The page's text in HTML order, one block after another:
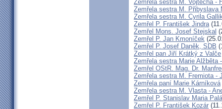
Zemřela sestra M. Vojtěcha -
Zemřela sestra M. Přibyslava
Zemřela sestra M. Cyrila
Zemřel P. František Jindra
Zemřel Mons. Josef Stejskal
Zemřel P. Jan Kmoníček
Zemřel P. Josef Daněk, SDB
Zemřel pan Jiří Krátký z Valče
Zemřela sestra Marie Alžběta
Zemřel OStR. Mag. Dr.
Zemřela sestra M. Fremiota -
Zemřela paní Marie Kárníková
Zemřela sestra M. Vlasta -
Zemřel P. Stanislav Maria
Zemřel P. František Kozár